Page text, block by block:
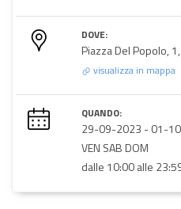
DOVE:
Piazza Del Popolo,
visualizza in mappa
QUANDO:
29-09-2023 -01-
VEN SAB DOM
dalle 10:00 alle